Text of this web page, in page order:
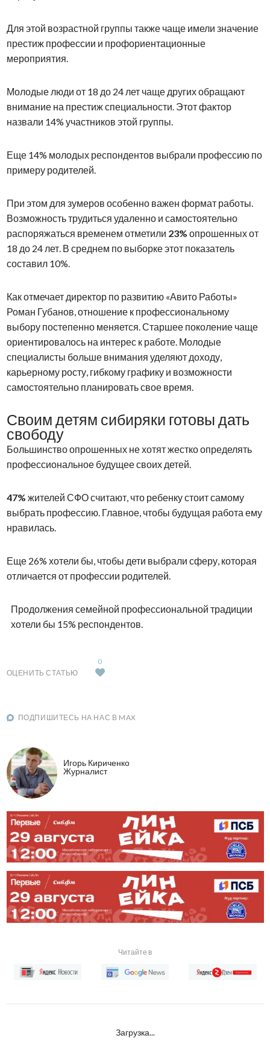
Для этой возрастной группы также чаще имели значение
престиж профессии и профориентационные
мероприятия.
Молодые люди от 18 до 24 лет чаще других обращают
внимание на престиж специальности. Этот фактор
назвали 14% участников этой группы.
Еще 14% молодых респондентов выбрали профессию по
примеру родителей.
При этом для зумеров особенно важен формат работы.
Возможность трудиться удаленно и самостоятельно
распоряжаться временем отметили 23% опрошенных от
18 до 24 лет. В среднем по выборке этот показатель
составил 10%.
Как отмечает директор по развитию «Авито Работы»
Роман Губанов, отношение к профессиональному
выбору постепенно меняется. Старшее поколение чаще
ориентировалось на интерес к работе. Молодые
специалисты больше внимания уделяют доходу,
карьерному росту, гибкому графику и возможности
самостоятельно планировать свое время.
Своим детям сибиряки готовы дать
свободу
Большинство опрошенных не хотят жестко определять
профессиональное будущее своих детей.
47% жителей СФО считают, что ребенку стоит самому
выбрать профессию. Главное, чтобы будущая работа ему
нравилась.
Еще 26% хотели бы, чтобы дети выбрали сферу, которая
отличается от профессии родителей.
Продолжения семейной профессиональной традиции
хотели бы 15% респондентов.
ОЦЕНИТЬ СТАТЬЮ
0
ПОДПИШИТЕСЬ НА НАС В MAX
Игорь Кириченко
Журналист
Читайте в
Загрузка...